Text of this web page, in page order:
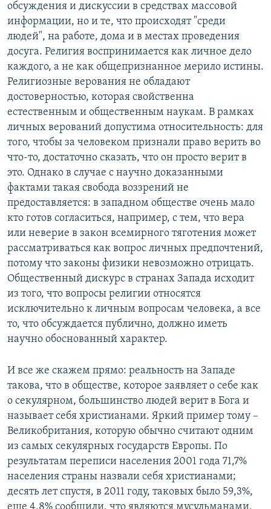
обсуждения и дискуссии в средствах массовой
информации, но и те, что происходят "среди
людей", на работе, дома и в местах проведения
досуга. Религия воспринимается как личное дело
каждого, а не как общепризнанное мерило истины.
Религиозные верования не обладают
достоверностью, которая свойственна
естественным и общественным наукам. В рамках
личных верований допустима относительность: для
того, чтобы за человеком признали право верить во
что-то, достаточно сказать, что он просто верит в
это. Однако в случае с научно доказанными
фактами такая свобода воззрений не
предоставляется: в западном обществе очень мало
кто готов согласиться, например, с тем, что вера
или неверие в закон всемирного тяготения может
рассматриваться как вопрос личных предпочтений,
потому что законы физики невозможно отрицать.
Общественный дискурс в странах Запада исходит
из того, что вопросы религии относятся
исключительно к личным вопросам человека, а все
то, что обсуждается публично, должно иметь
научно обоснованный характер.
И все же скажем прямо: реальность на Западе
такова, что в обществе, которое заявляет о себе как
о секулярном, большинство людей верит в Бога и
называет себя христианами. Яркий пример тому –
Великобритания, которую обычно считают одним
из самых секулярных государств Европы. По
результатам переписи населения 2001 года 71,7%
населения страны назвали себя христианами;
десять лет спустя, в 2011 году, таковых было 59,3%,